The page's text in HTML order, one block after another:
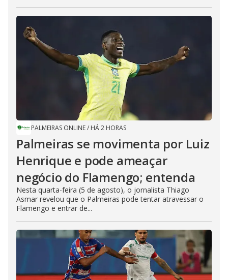
PALMEIRAS ONLINE/ HÁ 2 HORAS
Palmeiras se movimenta por Luiz
Henrique e pode ameaçar
negócio do Flamengo; entenda
Nesta quarta-feira (5 de agosto), o jornalista Thiago
Asmar revelou que o Palmeiras pode tentar atravessar o
Flamengo e entrar de...